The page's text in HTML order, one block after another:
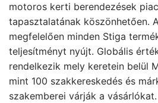
motoros kerti berendezések
tapasztalatának köszönhetően.
megfelelően minden Stiga
teljesítményt nyújt. Globális
rendelkezik mely keretein belül
mint 100 szakkereskedés és
szakemberei várják a vásárlókat.